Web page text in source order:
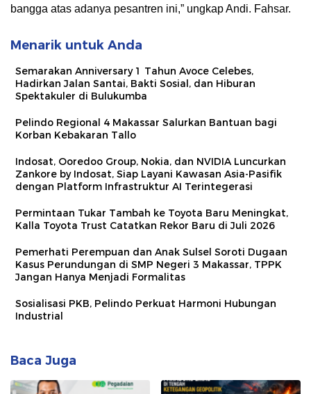
bangga atas adanya pesantren ini,” ungkap Andi. Fahsar.
Menarik untuk Anda
Semarakan Anniversary 1 Tahun Avoce Celebes,
Hadirkan Jalan Santai, Bakti Sosial, dan Hiburan
Spektakuler di Bulukumba
Pelindo Regional 4 Makassar Salurkan Bantuan bagi
Korban Kebakaran Tallo
Indosat, Ooredoo Group, Nokia, dan NVIDIA Luncurkan
Zankore by Indosat, Siap Layani Kawasan Asia-Pasifik
dengan Platform Infrastruktur AI Terintegerasi
Permintaan Tukar Tambah ke Toyota Baru Meningkat,
Kalla Toyota Trust Catatkan Rekor Baru di Juli 2026
Pemerhati Perempuan dan Anak Sulsel Soroti Dugaan
Kasus Perundungan di SMP Negeri 3 Makassar, TPPK
Jangan Hanya Menjadi Formalitas
Sosialisasi PKB, Pelindo Perkuat Harmoni Hubungan
Industrial
Baca Juga